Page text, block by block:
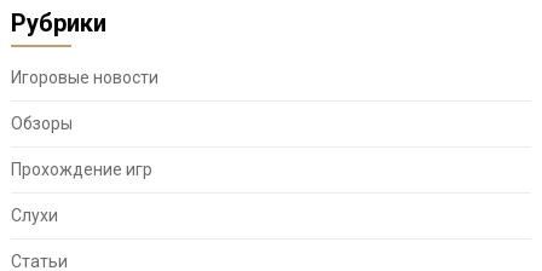
Рубрики
Игоровые новости
Обзоры
Прохождение игр
Слухи
Статьи